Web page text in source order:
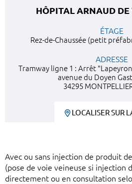
HÔPITAL ARNAUD
ÉTAGE
Rez-de-Chaussée (petit
ADRESSE
Tramway ligne 1 : Arrêt
avenue du Doyen
34295
LOCALISER SUR
Avec ou sans injection de produit
(pose de voie veineuse si injection
directement ou en consultation